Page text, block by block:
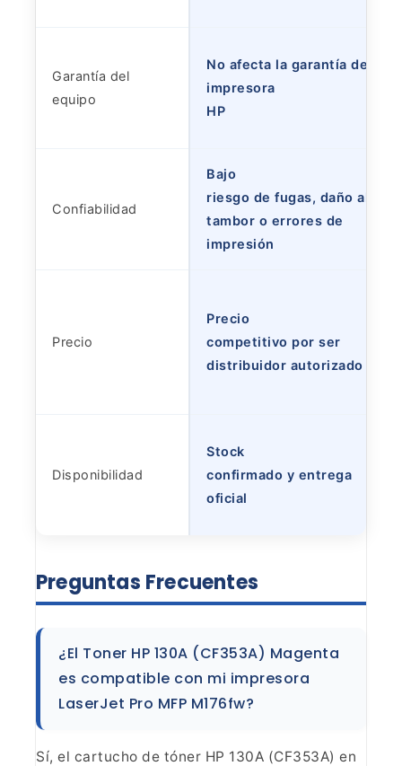
Garantía del
equipo
No afecta la garantía de la
impresora
HP
Confiabilidad
Bajo
riesgo de fugas, daño al
tambor o errores de
impresión
Precio
Precio
competitivo por ser
distribuidor autorizado
Disponibilidad
Stock
confirmado y entrega
oficial
Preguntas Frecuentes
¿El Toner HP 130A (CF353A) Magenta
es compatible con mi impresora
LaserJet Pro MFP M176fw?
Sí, el cartucho de tóner HP 130A (CF353A) en